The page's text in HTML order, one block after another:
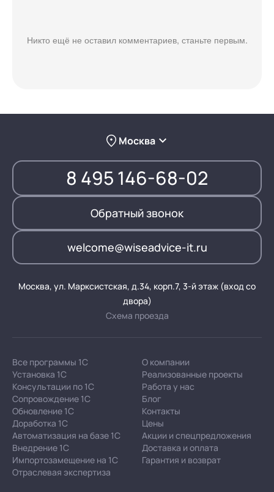
Никто ещё не оставил комментариев, станьте первым.
Москва
8 495 146-68-02
Обратный звонок
welcome@wiseadvice-it.ru
Москва, ул. Марксистская, д.34, корп.7, 3-й этаж (вход со
двора)
Схема проезда
Все программы 1С
Установка 1С
Консультации по 1С
Сопровождение 1С
Обновление 1С
Доработка 1С
Автоматизация на базе 1С
Внедрение 1С
Импортозамещение на 1С
Отраслевая экспертиза
О компании
Реализованные проекты
Работа у нас
Блог
Контакты
Цены
Акции и спецпредложения
Доставка и оплата
Гарантия и возврат